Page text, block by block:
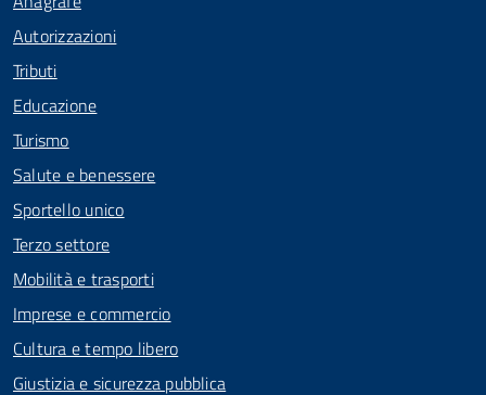
Autorizzazioni
Tributi
Educazione
Turismo
Salute e benessere
Sportello unico
Terzo settore
Mobilità e trasporti
Imprese e commercio
Cultura e tempo libero
Giustizia e sicurezza pubblica